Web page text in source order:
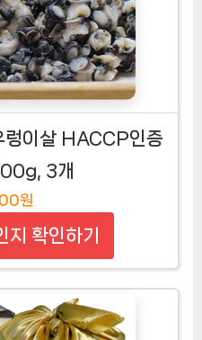
렁이살 HACCP인증
3개
원
지 확인하기